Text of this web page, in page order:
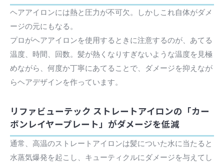
ヘアアイロンには熱と圧力が不可欠。しかしこれ自体がダメ
ージの元にもなる。
プロがヘアアイロンを使用するときに注意するのが、あてる
温度、時間、回数。髪が熱くなりすぎないような温度を見極
めながら、何度か丁寧にあてることで、ダメージを抑えなが
らヘアデザインを作っています。
リファビューテック ストレートアイロンの「カー
ボンレイヤープレート」がダメージを低減
通常、高温のストレートアイロンは髪についた水に当たると
水蒸気爆発を起こし、キューティクルにダメージを与えてし